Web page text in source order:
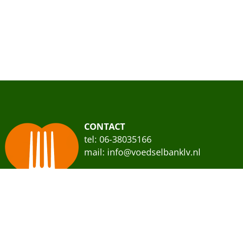
CONTACT
tel: 06-38035166
mail: info@voedselbanklv.nl